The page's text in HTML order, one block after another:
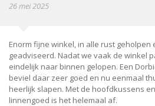
26 mei 2025
Enorm fijne winkel, in alle rust geholpen
geadviseerd. Nadat we vaak de winkel
eindelijk naar binnen gelopen. Een
beviel daar zeer goed en nu eenmaal
heerlijk slapen. Met de hoofdkussens
linnengoed is het helemaal af.